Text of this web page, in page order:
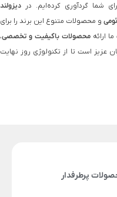
شما گردآوری کرده‌ایم. در دیزولند
و محصولات متنوع این برند را برای
ارائه محصولات باکیفیت و تخصصی،
عزیز است تا از تکنولوژی روز نهایت
پرطرفدار